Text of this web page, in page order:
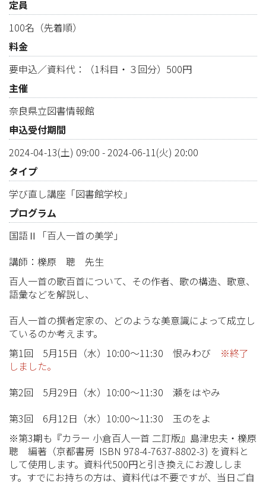
定員
100名（先着順）
料金
要申込／資料代：（1科目・３回分）500円
主催
奈良県立図書情報館
申込受付期間
2024-04-13(土) 09:00 -2024-06-11(火) 20:00
タイプ
学び直し講座「図書館学校」
プログラム
国語Ⅱ「百人一首の美学」
講師：櫟原 聰 先生
百人一首の歌百首について、その作者、歌の構造、歌意、
語彙などを解説し、
百人一首の撰者定家の、どのような美意識によって成立し
ているのか考えます。
第1回 5月15日（水）10:00～11:30 恨みわび ※終了
しました。
第2回 5月29日（水）10:00～11:30 瀬をはやみ
第3回 6月12日（水）10:00～11:30 玉のをよ
※第3期も『カラー 小倉百人一首 二訂版』島津忠夫・櫟原
聰 編著（京都書房 ISBN 978-4-7637-8802-3) を資料と
して使用します。資料代500円と引き換えにお渡ししま
す。すでにお持ちの方は、資料代は不要ですが、当日ご自